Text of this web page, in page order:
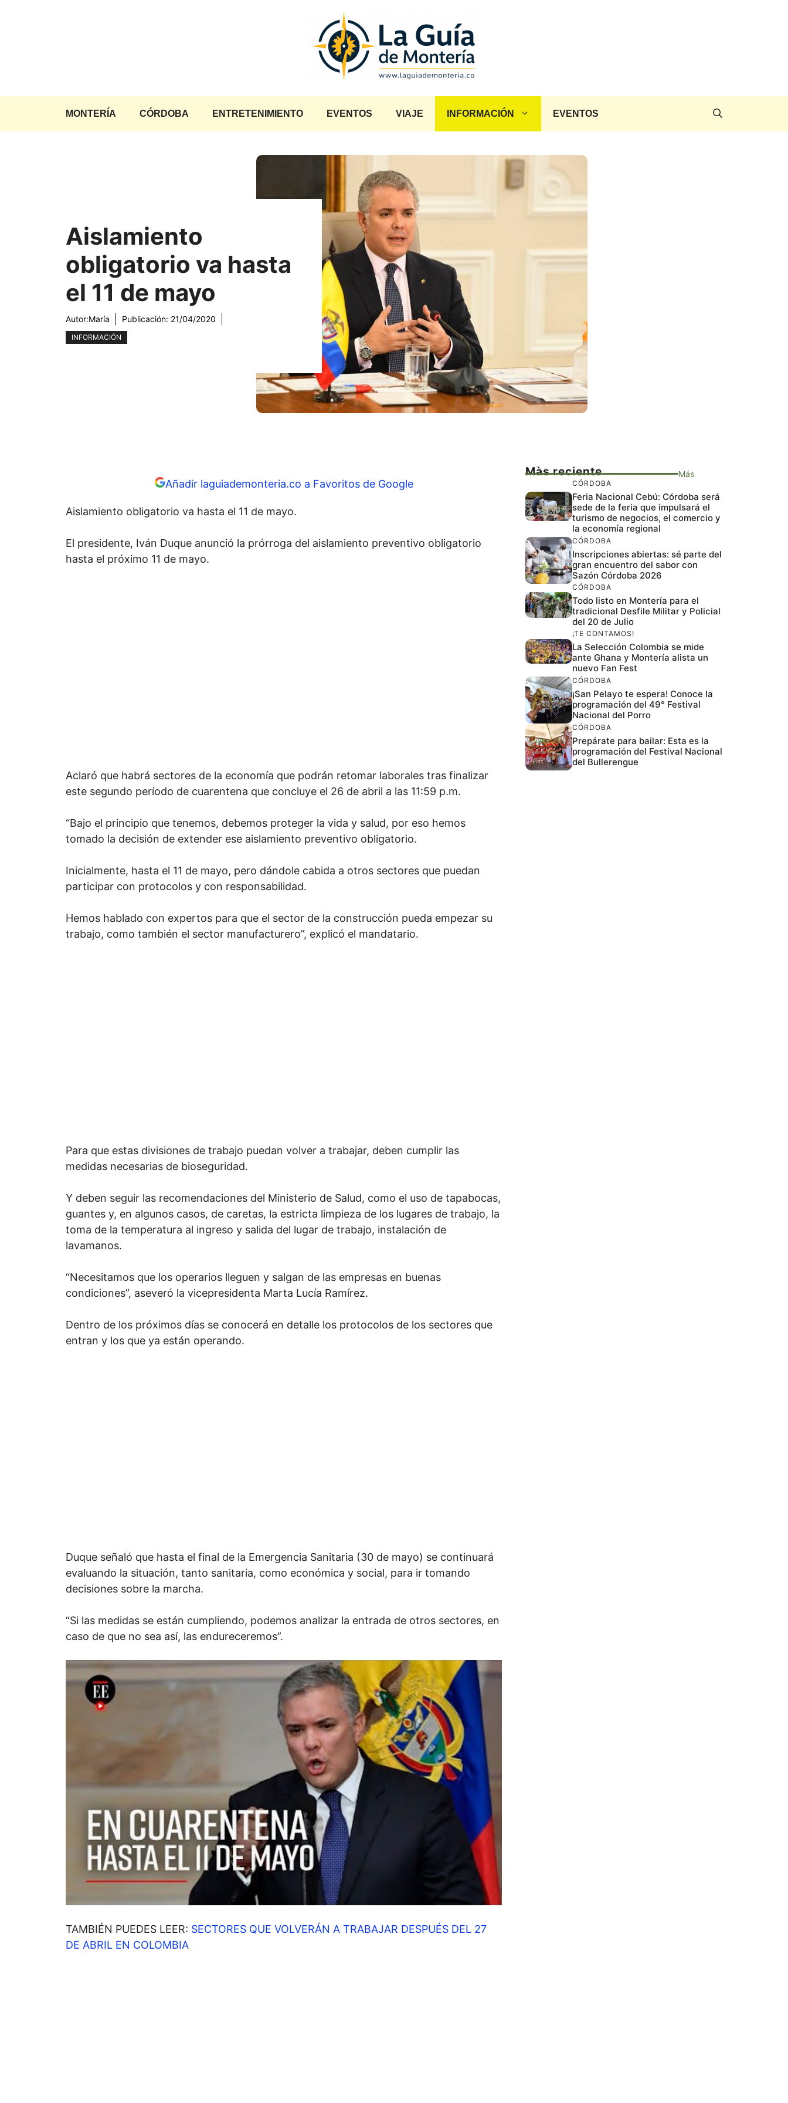
MONTERÍA CÓRDOBA ENTRETENIMIENTO EVENTOS VIAJE INFORMACIÓN EVENTOS
Aislamiento
obligatorio va hasta
el 11 de mayo
Autor:María Publicación: 21/04/2020
INFORMACIÓN
Añadir laguiademonteria.co a Favoritos de Google
Aislamiento obligatorio va hasta el 11 de mayo.
El presidente, Iván Duque anunció la prórroga del aislamiento preventivo obligatorio
hasta el próximo 11 de mayo.
Aclaró que habrá sectores de la economía que podrán retomar laborales tras finalizar
este segundo período de cuarentena que concluye el 26 de abril a las 11:59 p.m.
“Bajo el principio que tenemos, debemos proteger la vida y salud, por eso hemos
tomado la decisión de extender ese aislamiento preventivo obligatorio.
Inicialmente, hasta el 11 de mayo, pero dándole cabida a otros sectores que puedan
participar con protocolos y con responsabilidad.
Hemos hablado con expertos para que el sector de la construcción pueda empezar su
trabajo, como también el sector manufacturero”, explicó el mandatario.
Para que estas divisiones de trabajo puedan volver a trabajar, deben cumplir las
medidas necesarias de bioseguridad.
Y deben seguir las recomendaciones del Ministerio de Salud, como el uso de tapabocas,
guantes y, en algunos casos, de caretas, la estricta limpieza de los lugares de trabajo, la
toma de la temperatura al ingreso y salida del lugar de trabajo, instalación de
lavamanos.
“Necesitamos que los operarios lleguen y salgan de las empresas en buenas
condiciones”, aseveró la vicepresidenta Marta Lucía Ramírez.
Dentro de los próximos días se conocerá en detalle los protocolos de los sectores que
entran y los que ya están operando.
Duque señaló que hasta el final de la Emergencia Sanitaria (30 de mayo) se continuará
evaluando la situación, tanto sanitaria, como económica y social, para ir tomando
decisiones sobre la marcha.
“Si las medidas se están cumpliendo, podemos analizar la entrada de otros sectores, en
caso de que no sea así, las endureceremos”.
TAMBIÉN PUEDES LEER: SECTORES QUE VOLVERÁN A TRABAJAR DESPUÉS DEL 27
DE ABRIL EN COLOMBIA
Màs reciente Más
CÓRDOBA
Feria Nacional Cebú: Córdoba será
sede de la feria que impulsará el
turismo de negocios, el comercio y
la economía regional
CÓRDOBA
Inscripciones abiertas: sé parte del
gran encuentro del sabor con
Sazón Córdoba 2026
CÓRDOBA
Todo listo en Montería para el
tradicional Desfile Militar y Policial
del 20 de Julio
¡TE CONTAMOS!
La Selección Colombia se mide
ante Ghana y Montería alista un
nuevo Fan Fest
CÓRDOBA
¡San Pelayo te espera! Conoce la
programación del 49° Festival
Nacional del Porro
CÓRDOBA
Prepárate para bailar: Esta es la
programación del Festival Nacional
del Bullerengue